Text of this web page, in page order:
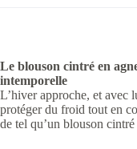
Le blouson cintré en
intemporelle
L’hiver approche, et avec
protéger du froid tout en
de tel qu’un blouson